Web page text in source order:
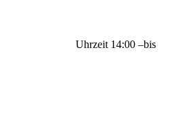
Uhrzeit 14:00 –bis